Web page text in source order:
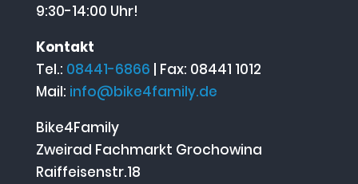
9:30-14:00 Uhr!
Kontakt
Tel.: 08441-6866 | Fax: 08441 1012
Mail: info@bike4family.de
Bike4Family
Zweirad Fachmarkt Grochowina
Raiffeisenstr.18